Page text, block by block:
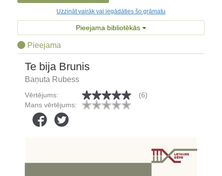
Uzzināt vairāk vai iegādāties šo grāmatu
Pieejama bibliotēkās
Pieejama
Te bija Brunis
Baņuta Rubess
Vērtējums:
(6)
Mans vērtējums: